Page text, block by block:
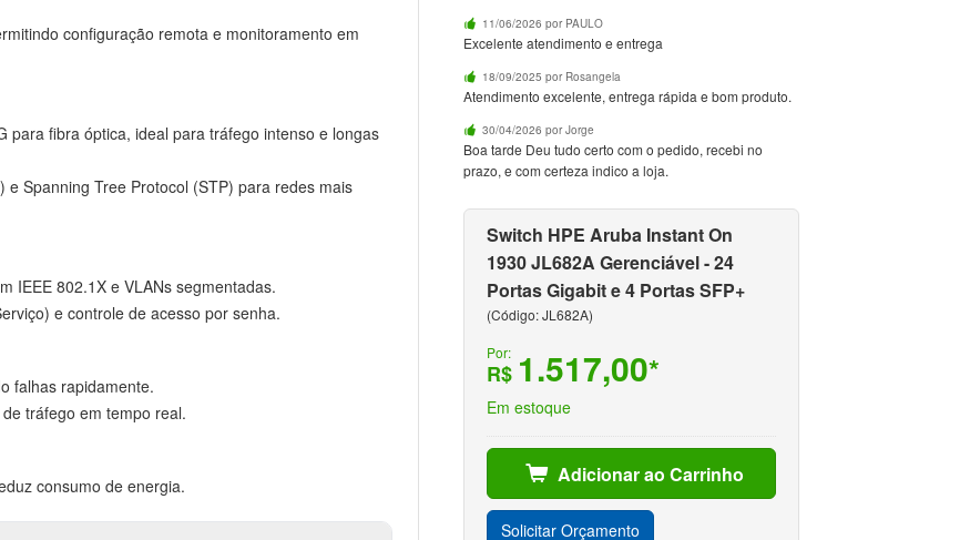
configuração remota e monitoramento em
para fibra óptica, ideal para tráfego intenso e longas
Spanning Tree Protocol (STP) para redes mais
IEEE 802.1X e VLANs segmentadas.
e controle de acesso por senha.
falhas rapidamente.
tráfego em tempo real.
consumo de energia.
11/06/2026 por PAULO
Excelente atendimento e entrega
18/09/2025 por Rosangela
Atendimento excelente, entrega rápida e bom produto.
30/04/2026 por Jorge
Boa tarde Deu tudo certo com o pedido, recebi no
prazo, e com certeza indico a loja.
Switch HPE Aruba Instant On
1930 JL682A Gerenciável - 24
Portas Gigabit e 4 Portas SFP+
(Código: JL682A)
Por:
R$ 1.517,00*
Em estoque
Adicionar ao Carrinho
Solicitar Orçamento